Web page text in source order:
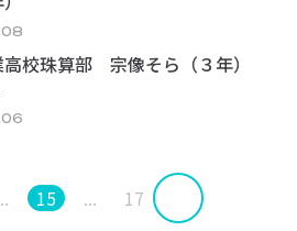
高校珠算部 宗像そら（３年）
15 ... 17